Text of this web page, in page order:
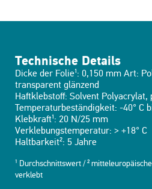
Technische Details
Dicke der Folie¹: 0,150 mm Art:
transparent glänzend
Haftklebstoff: Solvent Polyacrylat,
Temperaturbeständigkeit: -40° C
Klebkraft¹: 20 N/25 mm
Verklebungstemperatur: > +18° C
Haltbarkeit²: 5 Jahre
¹ Durchschnittswert / ²
verklebt